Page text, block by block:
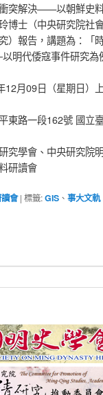
突解決——以朝鮮史
博士（中央研究院社
）報告，講題為：「
明代倭寇事件研究為
12月09日（星期日）
東路一段162號 國立
究學會、中央研究院
研讀會
會 |標籤:GIS 、事大文軌